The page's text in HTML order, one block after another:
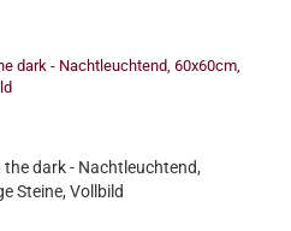
the dark - Nachtleuchtend,
Steine, Vollbild